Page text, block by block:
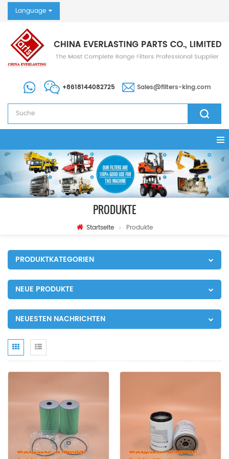
Language
+8618144082725 Sales@filters-king.com
PRODUKTE
Startseite Produkte
PRODUKTKATEGORIEN
NEUE PRODUKTE
NEUESTEN NACHRICHTEN